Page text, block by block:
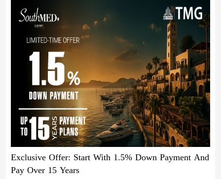
Exclusive Offer: Start With 1.5% Down Payment And
Pay Over 15 Years